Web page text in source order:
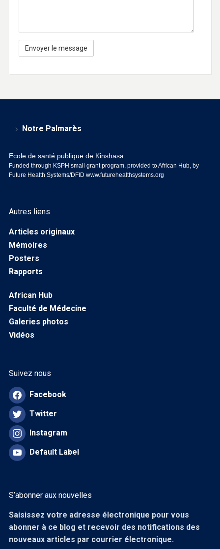
Notre Palmarès
Ecole de santé publique de Kinshasa
Funded through KSPH small grant program, provided to African Hub, by
Future Health Systems/DFID www.futurehealthsystems.org
Autres liens
Articles originaux
Mémoires
Posters
Rapports
African Hub
Faculté de Médecine
Galeries photos
Vidéos
Suivez nous
Facebook
Twitter
Instagram
Default Label
S’abonner aux nouvelles
Saisissez votre adresse électronique pour vous
abonner à ce blog et recevoir des notifications des
nouveaux articles par courrier électronique.